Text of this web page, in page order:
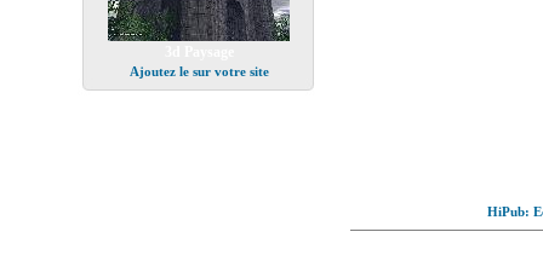
Ajoutez le sur votre site
HiPub: